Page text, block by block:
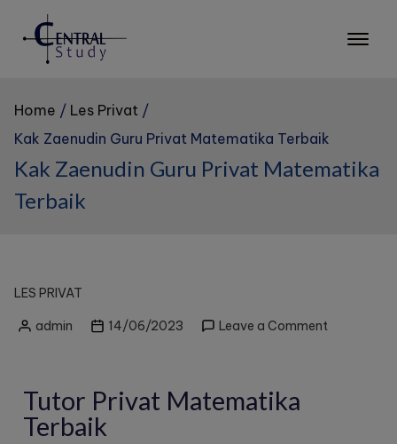
Home
Les Privat
Kak Zaenudin Guru Privat Matematika Terbaik
Kak Zaenudin Guru Privat Matematika
Terbaik
LES PRIVAT
admin 14/06/2023 Leave a Comment
Tutor Privat Matematika
Terbaik